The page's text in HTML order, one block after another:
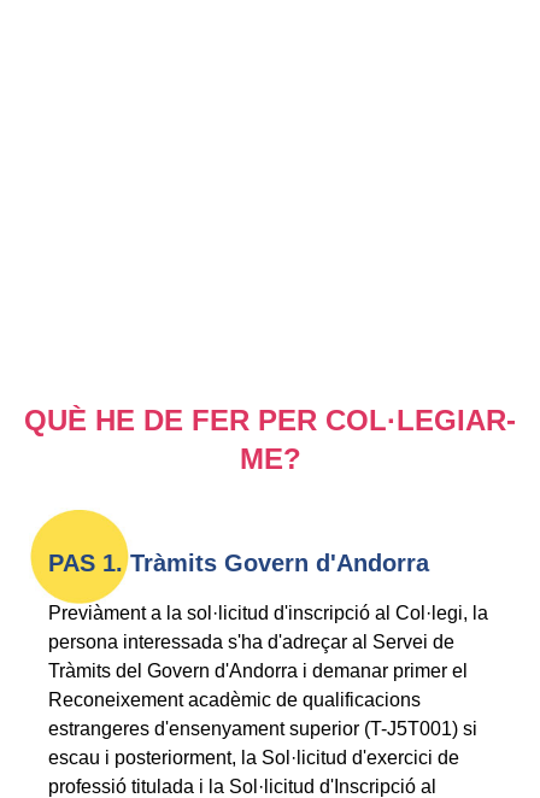
QUÈ HE DE FER PER COL·LEGIAR-
ME?
PAS 1. Tràmits Govern d'Andorra
Previàment a la sol·licitud d'inscripció al Col·legi, la
persona interessada s'ha d'adreçar al Servei de
Tràmits del Govern d'Andorra i demanar primer el
Reconeixement acadèmic de qualificacions
estrangeres d'ensenyament superior (T-J5T001) si
escau i posteriorment, la Sol·licitud d'exercici de
professió titulada i la Sol·licitud d'Inscripció al